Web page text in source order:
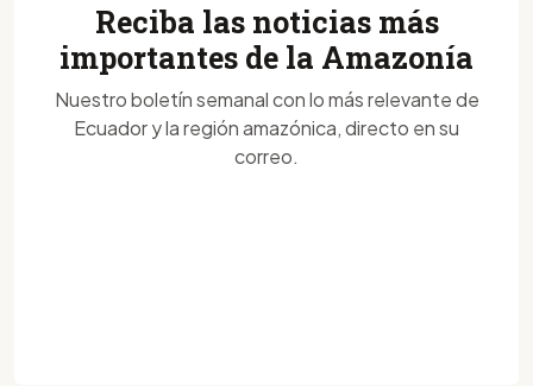
Reciba las noticias más
importantes de la Amazonía
Nuestro boletín semanal con lo más relevante de
Ecuador y la región amazónica, directo en su
correo.